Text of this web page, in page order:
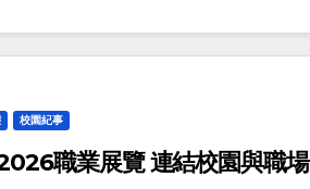
校園紀事
職業展覽 連結校園與職場